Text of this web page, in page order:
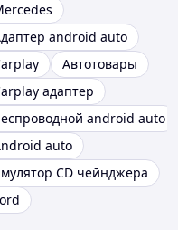
android auto
Автотовары
адаптер
android auto
auto
CD чейнджера